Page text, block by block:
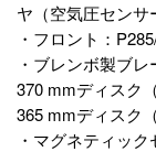
ヤ（空気圧センサ
・フロント：
・ブレンボ製ブ
370 mmディスク
365 mmディスク
・マグネティッ